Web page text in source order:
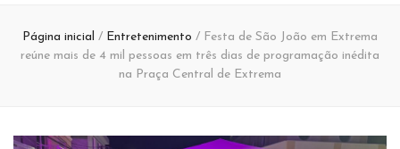
Página inicial / Entretenimento / Festa de São João em Extrema
reúne mais de 4 mil pessoas em três dias de programação inédita
na Praça Central de Extrema